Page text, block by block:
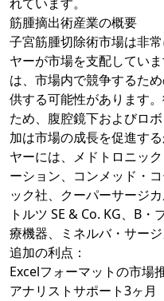
筋腫摘出術産業の概要
子宮筋腫切除術市場は非
ヤーが市場を支配してい
は、市場内で競争するた
供する可能性があります
ため、腹腔鏡下およびロ
加は市場の成長を促進す
ヤーには、メドトロニッ
ーション、コンメッド・
ック社、クーパーサージ
トルツ SE & Co. KG、B
療機器、ミネルバ・サージ
追加の利点：
Excelフォーマットの市場
アナリストサポート3ヶ月